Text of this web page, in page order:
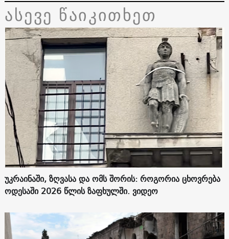
ასევე წაიკითხეთ
უკრაინაში, ზღვასა და ომს შორის: როგორია ცხოვრება
ოდესაში 2026 წლის ზაფხულში. ვიდეო